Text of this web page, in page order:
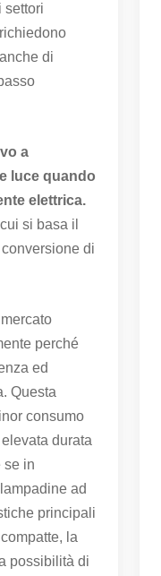
settori
di
a
luce quando
elettrica.
si basa il
di
perché
ed
Questa
consumo
durata
se in
ad
principali
la
possibilità di